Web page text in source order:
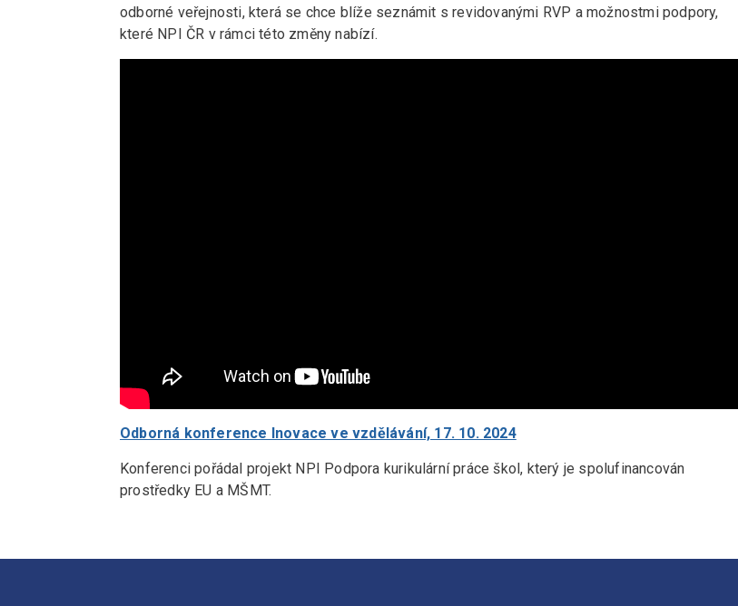
odborné veřejnosti, která se chce blíže seznámit s revidovanými RVP a možnostmi podpory,
které NPI ČR v rámci této změny nabízí.
Odborná konference Inovace ve vzdělávání, 17. 10. 2024
Konferenci pořádal projekt NPI Podpora kurikulární práce škol, který je spolufinancován
prostředky EU a MŠMT.